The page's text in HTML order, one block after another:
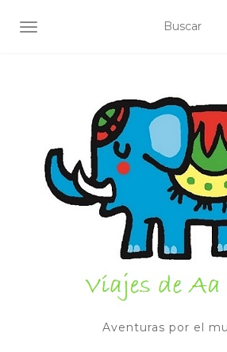
ALTERNAR NAVEGACIÓN
Aventuras por el